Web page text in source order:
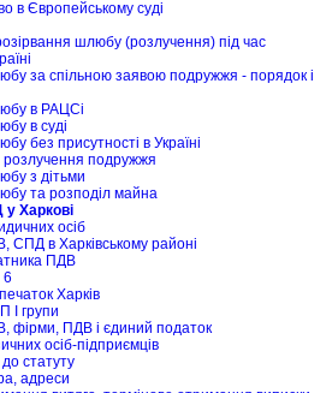
в Європейському суді
шлюбу (розлучення) під час
за спільною заявою подружжя - порядок і
в РАЦСі
в суді
без присутності в Україні
розлучення подружжя
з дітьми
та розподіл майна
Харкові
осіб
СПД в Харківському районі
ПДВ
6
Харків
I групи
фірми, ПДВ і єдиний податок
осіб-підприємців
статуту
адреси